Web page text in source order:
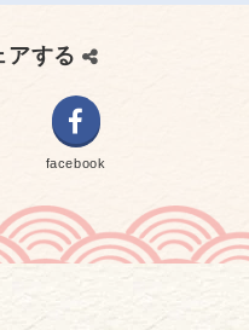
アする
facebook